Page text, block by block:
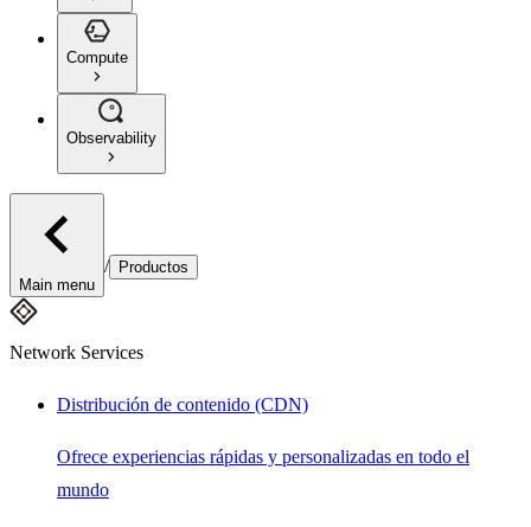
Compute
Observability
Main menu
/ Productos
Network Services
Distribución de contenido (CDN)
Ofrece experiencias rápidas y personalizadas en todo el
mundo